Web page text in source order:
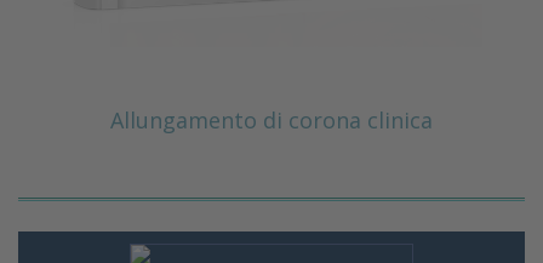
Allungamento di corona clinica